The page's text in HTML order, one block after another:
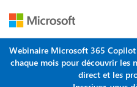
Webinaire Microsoft 365
chaque mois pour découvrir les
direct et les